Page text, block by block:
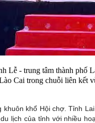
Lễ - trung tâm thành phố
Cai trong chuỗi liên kết
khuôn khổ Hội chợ. Tỉnh
lịch của tỉnh với nhiều